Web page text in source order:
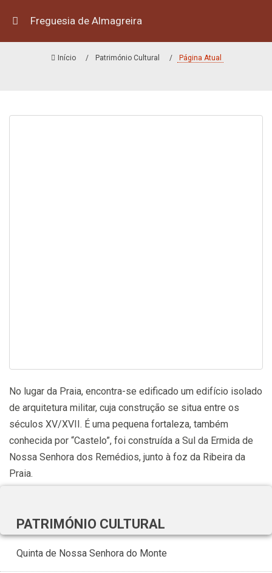
Início Património Cultural Página Atual
No lugar da Praia, encontra-se edificado um edifício isolado
de arquitetura militar, cuja construção se situa entre os
séculos XV/XVII. É uma pequena fortaleza, também
conhecida por “Castelo”, foi construída a Sul da Ermida de
Nossa Senhora dos Remédios, junto à foz da Ribeira da
Praia.
PATRIMÓNIO CULTURAL
Quinta de Nossa Senhora do Monte
Freguesia de Almagreira